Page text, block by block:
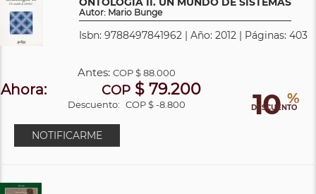
Autor: Mario Bunge
Isbn: 9788497841962 | Año: 2012 | Páginas: 403
10 %
DESCUENTO
Antes: COP$ 88.000
Ahora: COP$ 79.200
Descuento: COP $ -8.800
NOTIFICARME